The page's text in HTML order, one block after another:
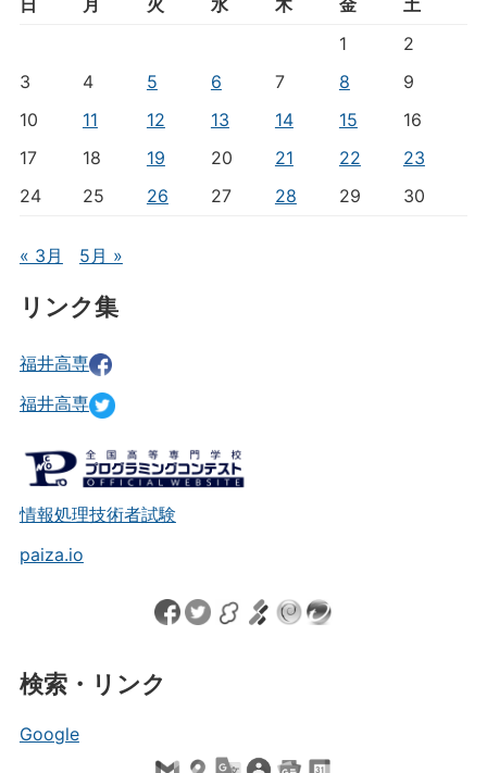
日 月 火 水 木 金
土
1
2
3
4 5 6 7 8
9
10
11 12 13 14 15
16
17
18 19 20 21 22
23
24
25 26 27 28 29 30
« 3月 5月 »
リンク集
福井高専
福井高専
情報処理技術者試験
paiza.io
検索・リンク
Google